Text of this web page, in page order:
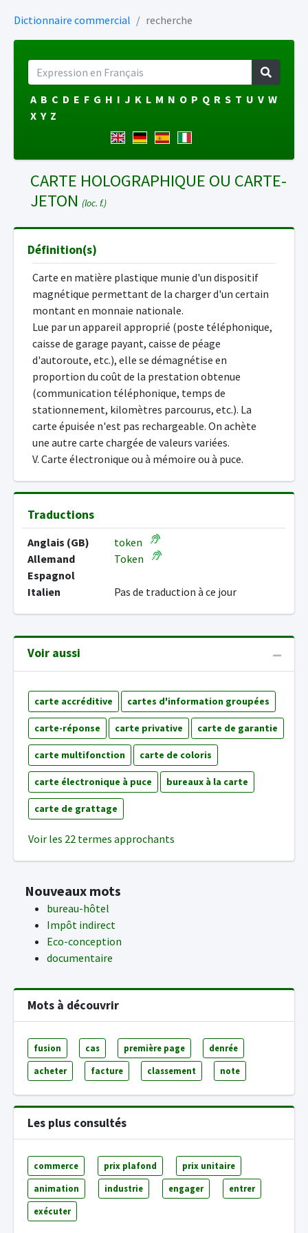
Dictionnaire commercial recherche
A B C D E F G H I J K L M N O P Q R S T U V W
X Y Z
CARTE HOLOGRAPHIQUE OU CARTE-
JETON (loc. f.)
Définition(s)
Carte en matière plastique munie d'un dispositif
magnétique permettant de la charger d'un certain
montant en monnaie nationale.
Lue par un appareil approprié (poste téléphonique,
caisse de garage payant, caisse de péage
d'autoroute, etc.), elle se démagnétise en
proportion du coût de la prestation obtenue
(communication téléphonique, temps de
stationnement, kilomètres parcourus, etc.). La
carte épuisée n'est pas rechargeable. On achète
une autre carte chargée de valeurs variées.
V. Carte électronique ou à mémoire ou à puce.
Traductions
Anglais (GB)
token
Allemand
Token
Espagnol
Italien
Pas de traduction à ce jour
Voir aussi
carte accréditive cartes d'information groupées
carte-réponse carte privative carte de garantie
carte multifonction carte de coloris
carte électronique à puce bureaux à la carte
carte de grattage
Voir les 22 termes approchants
Nouveaux mots
bureau-hôtel
Impôt indirect
Eco-conception
documentaire
Mots à découvrir
fusion cas première page denrée
acheter facture classement note
Les plus consultés
commerce prix plafond prix unitaire
animation industrie engager entrer
exécuter